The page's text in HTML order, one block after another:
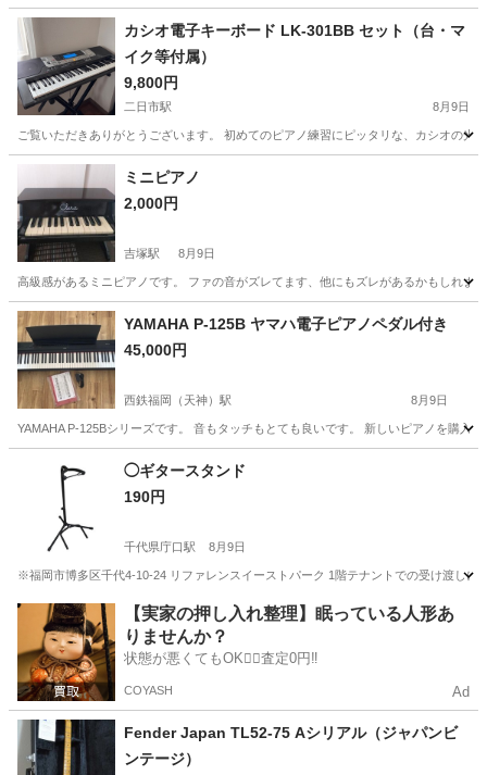
カシオ電子キーボード LK-301BB セット（台・マ
イク等付属）
9,800円
二日市駅 8月9日
ご覧いただきありがとうございます。 初めてのピアノ練習にピッタリな、カシオの
福岡 筑紫野市 二日市駅
ミニピアノ
2,000円
吉塚駅 8月9日
高級感があるミニピアノです。 ファの音がズレてます、他にもズレがあるかもしれま
福岡 福岡市 鍵盤楽器、ピアノ
YAMAHA P-125B ヤマハ電子ピアノペダル付き
45,000円
西鉄福岡（天神）駅 8月9日
YAMAHA P-125Bシリーズです。 音もタッチもとても良いです。 新しいピアノを購入
西鉄福岡（天神）駅
◯ギタースタンド
190円
千代県庁口駅 8月9日
※福岡市博多区千代4-10-24 リファレンスイーストパーク 1階テナントでの受け渡し
福岡 福岡市 千代県庁口駅 その他
【実家の押し入れ整理】眠っている人形あ
りませんか？
状態が悪くてもOK🙆‍♀️査定0円‼️
COYASH Ad
Fender Japan TL52-75 Aシリアル（ジャパンビ
ンテージ）